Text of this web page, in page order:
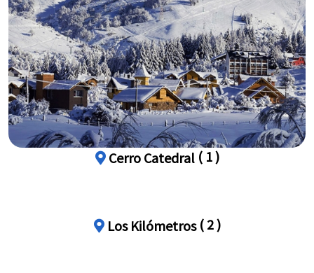
Cerro Catedral ( 1 )
Los Kilómetros ( 2 )